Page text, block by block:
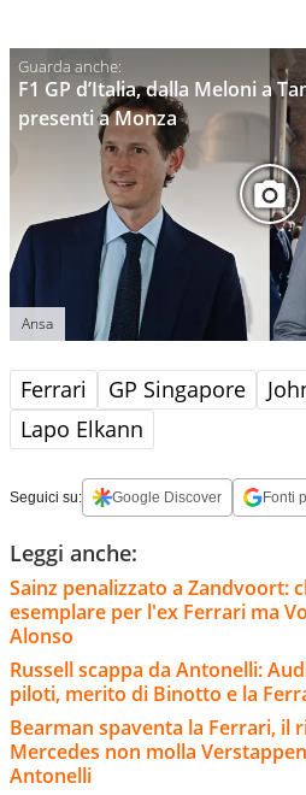
F1 GP d’Italia, dalla Meloni a
presenti a Monza
Ansa
Ferrari GP Singapore
Lapo Elkann
Seguici su: Google Discover Fonti
Leggi anche:
Sainz penalizzato a Zandvoort:
esemplare per l'ex Ferrari ma
Alonso
Russell scappa da Antonelli:
piloti, merito di Binotto e la
Bearman spaventa la Ferrari, il
Mercedes non molla
Antonelli